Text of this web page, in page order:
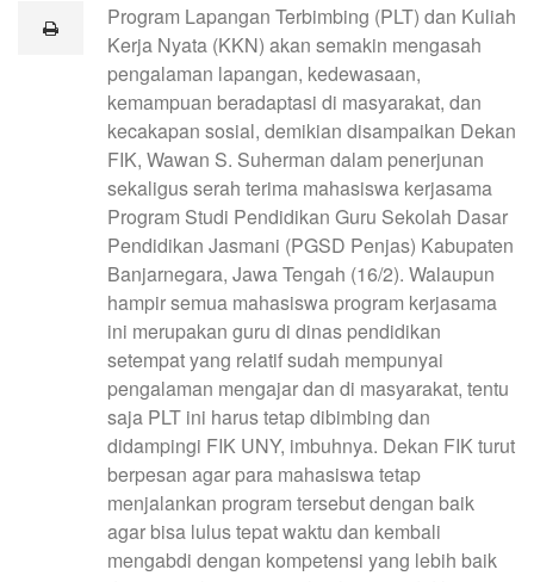
lprint
Program Lapangan Terbimbing (PLT) dan Kuliah
Kerja Nyata (KKN) akan semakin mengasah
pengalaman lapangan, kedewasaan,
kemampuan beradaptasi di masyarakat, dan
kecakapan sosial, demikian disampaikan Dekan
FIK, Wawan S. Suherman dalam penerjunan
sekaligus serah terima mahasiswa kerjasama
Program Studi Pendidikan Guru Sekolah Dasar
Pendidikan Jasmani (PGSD Penjas) Kabupaten
Banjarnegara, Jawa Tengah (16/2). Walaupun
hampir semua mahasiswa program kerjasama
ini merupakan guru di dinas pendidikan
setempat yang relatif sudah mempunyai
pengalaman mengajar dan di masyarakat, tentu
saja PLT ini harus tetap dibimbing dan
didampingi FIK UNY, imbuhnya. Dekan FIK turut
berpesan agar para mahasiswa tetap
menjalankan program tersebut dengan baik
agar bisa lulus tepat waktu dan kembali
mengabdi dengan kompetensi yang lebih baik